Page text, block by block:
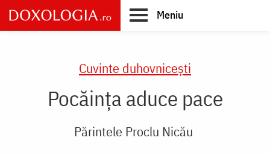
Skip
to
main
Meniu
Cuvinte duhovnicești
Pocăința aduce pace
Părintele Proclu Nicău